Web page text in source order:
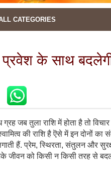
CATEGORIES
के साथ
ग्रह जब तुला राशि में होता है तो
की राशि है ऎसे में इन दोनों
हैं. प्रेम, स्थिरता, संतुलन और
को किसी न किसी तरह से